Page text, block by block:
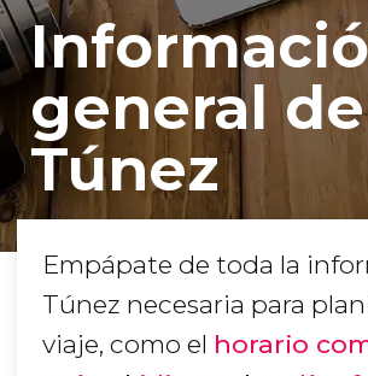
general de
Túnez
Empápate de toda la
Túnez necesaria para
viaje, como el horario